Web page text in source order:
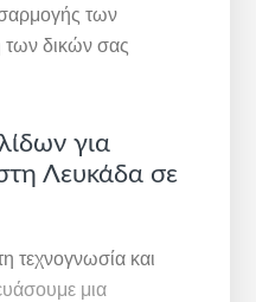
των
των δικών σας
για
Λευκάδα σε
τεχνογνωσία και
μια